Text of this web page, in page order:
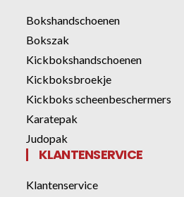
Bokshandschoenen
Bokszak
Kickbokshandschoenen
Kickboksbroekje
Kickboks scheenbeschermers
Karatepak
Judopak
KLANTENSERVICE
Klantenservice